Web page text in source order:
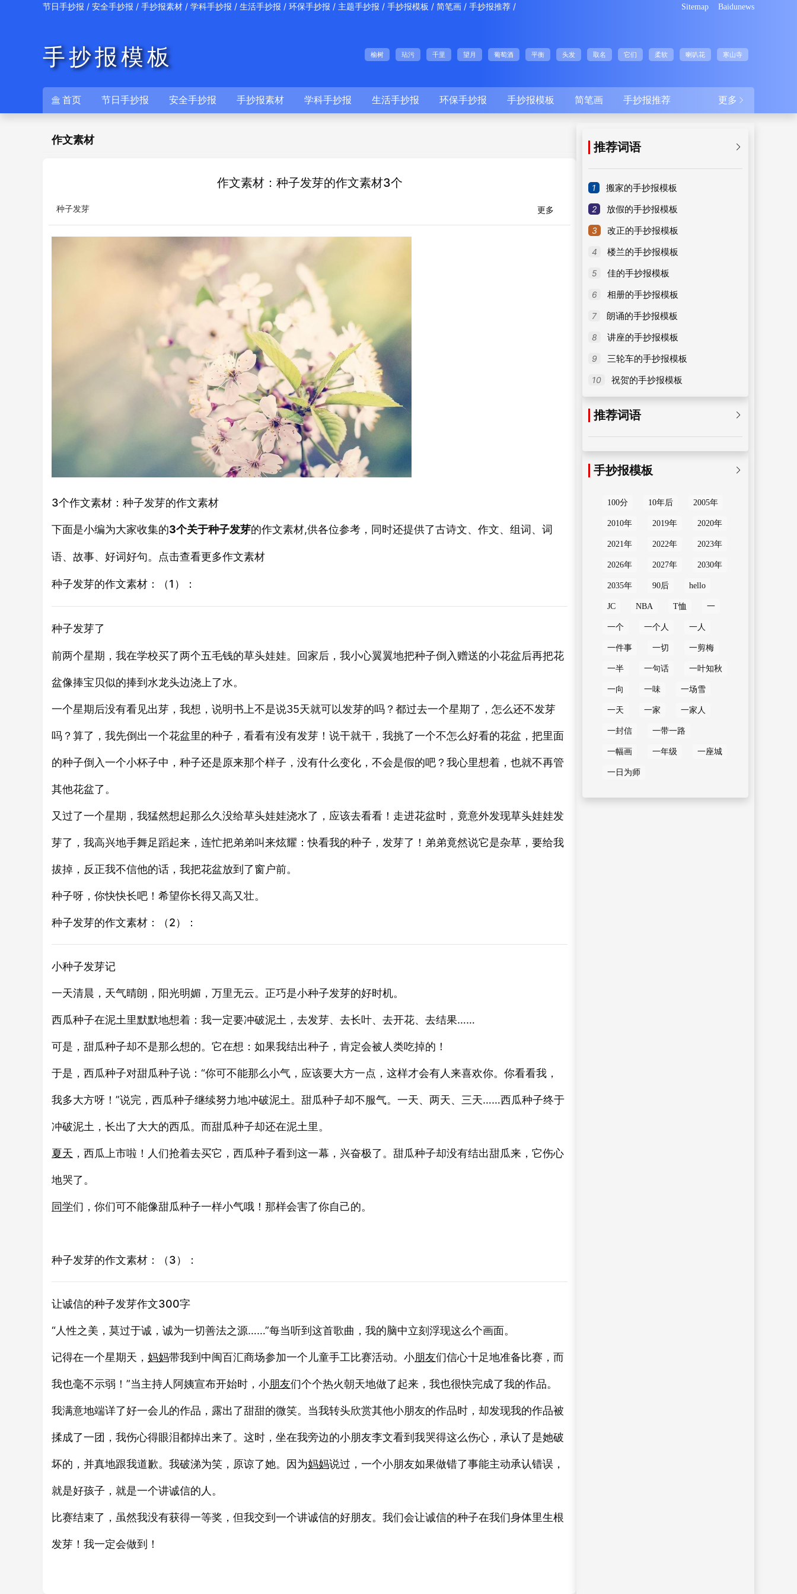
节日手抄报 / 安全手抄报 / 手抄报素材 / 学科手抄报 / 生活手抄报 / 环保手抄报 / 主题手抄报 / 手抄报模板 / 简笔画 / 手抄报推荐 / Sitemap Baidunews
手抄报模板 榆树 玷污 千里 望月 葡萄酒 平衡 头发 取名 它们 柔软 喇叭花 寒山寺
更多 
 首页 节日手抄报 安全手抄报 手抄报素材 学科手抄报 生活手抄报 环保手抄报 手抄报模板 简笔画 手抄报推荐
作文素材
作文素材：种子发芽的作文素材3个
更多
种子发芽
3个作文素材：种子发芽的作文素材
下面是小编为大家收集的3个关于种子发芽的作文素材,供各位参考，同时还提供了古诗文、作文、组词、词
语、故事、好词好句。点击查看更多作文素材
种子发芽的作文素材：（1）：
种子发芽了
前两个星期，我在学校买了两个五毛钱的草头娃娃。回家后，我小心翼翼地把种子倒入赠送的小花盆后再把花
盆像捧宝贝似的捧到水龙头边浇上了水。
一个星期后没有看见出芽，我想，说明书上不是说35天就可以发芽的吗？都过去一个星期了，怎么还不发芽
吗？算了，我先倒出一个花盆里的种子，看看有没有发芽！说干就干，我挑了一个不怎么好看的花盆，把里面
的种子倒入一个小杯子中，种子还是原来那个样子，没有什么变化，不会是假的吧？我心里想着，也就不再管
其他花盆了。
又过了一个星期，我猛然想起那么久没给草头娃娃浇水了，应该去看看！走进花盆时，竟意外发现草头娃娃发
芽了，我高兴地手舞足蹈起来，连忙把弟弟叫来炫耀：快看我的种子，发芽了！弟弟竟然说它是杂草，要给我
拔掉，反正我不信他的话，我把花盆放到了窗户前。
种子呀，你快快长吧！希望你长得又高又壮。
种子发芽的作文素材：（2）：
小种子发芽记
一天清晨，天气晴朗，阳光明媚，万里无云。正巧是小种子发芽的好时机。
西瓜种子在泥土里默默地想着：我一定要冲破泥土，去发芽、去长叶、去开花、去结果……
可是，甜瓜种子却不是那么想的。它在想：如果我结出种子，肯定会被人类吃掉的！
于是，西瓜种子对甜瓜种子说：“你可不能那么小气，应该要大方一点，这样才会有人来喜欢你。你看看我，
我多大方呀！”说完，西瓜种子继续努力地冲破泥土。甜瓜种子却不服气。一天、两天、三天……西瓜种子终于
冲破泥土，长出了大大的西瓜。而甜瓜种子却还在泥土里。
夏天 ，西瓜上市啦！人们抢着去买它，西瓜种子看到这一幕，兴奋极了。甜瓜种子却没有结出甜瓜来，它伤心
地哭了。
同学们，你们可不能像甜瓜种子一样小气哦！那样会害了你自己的。
种子发芽的作文素材：（3）：
让诚信的种子发芽作文300字
“人性之美，莫过于诚，诚为一切善法之源……”每当听到这首歌曲，我的脑中立刻浮现这么个画面。
记得在一个星期天， 妈妈带我到中闽百汇商场参加一个儿童手工比赛活动。小朋友们信心十足地准备比赛，而
我也毫不示弱！”当主持人阿姨宣布开始时，小朋友们个个热火朝天地做了起来，我也很快完成了我的作品。
我满意地端详了好一会儿的作品，露出了甜甜的微笑。当我转头欣赏其他小朋友的作品时，却发现我的作品被
揉成了一团，我伤心得眼泪都掉出来了。这时，坐在我旁边的小朋友李文看到我哭得这么伤心，承认了是她破
坏的，并真地跟我道歉。我破涕为笑，原谅了她。因为妈妈说过，一个小朋友如果做错了事能主动承认错误，
就是好孩子，就是一个讲诚信的人。
比赛结束了，虽然我没有获得一等奖，但我交到一个讲诚信的好朋友。我们会让诚信的种子在我们身体里生根
发芽！我一定会做到！

推荐词语
1 搬家的手抄报模板
2 放假的手抄报模板
3 改正的手抄报模板
4 楼兰的手抄报模板
5 佳的手抄报模板
6 相册的手抄报模板
7 朗诵的手抄报模板
8 讲座的手抄报模板
9 三轮车的手抄报模板
10 祝贺的手抄报模板

推荐词语

手抄报模板
100分 10年后 2005年
2010年 2019年 2020年
2021年 2022年 2023年
2026年 2027年 2030年
2035年 90后 hello
JC NBA T恤 一
一个 一个人 一人
一件事 一切 一剪梅
一半 一句话 一叶知秋
一向 一味 一场雪
一天 一家 一家人
一封信 一带一路
一幅画 一年级 一座城
一日为师